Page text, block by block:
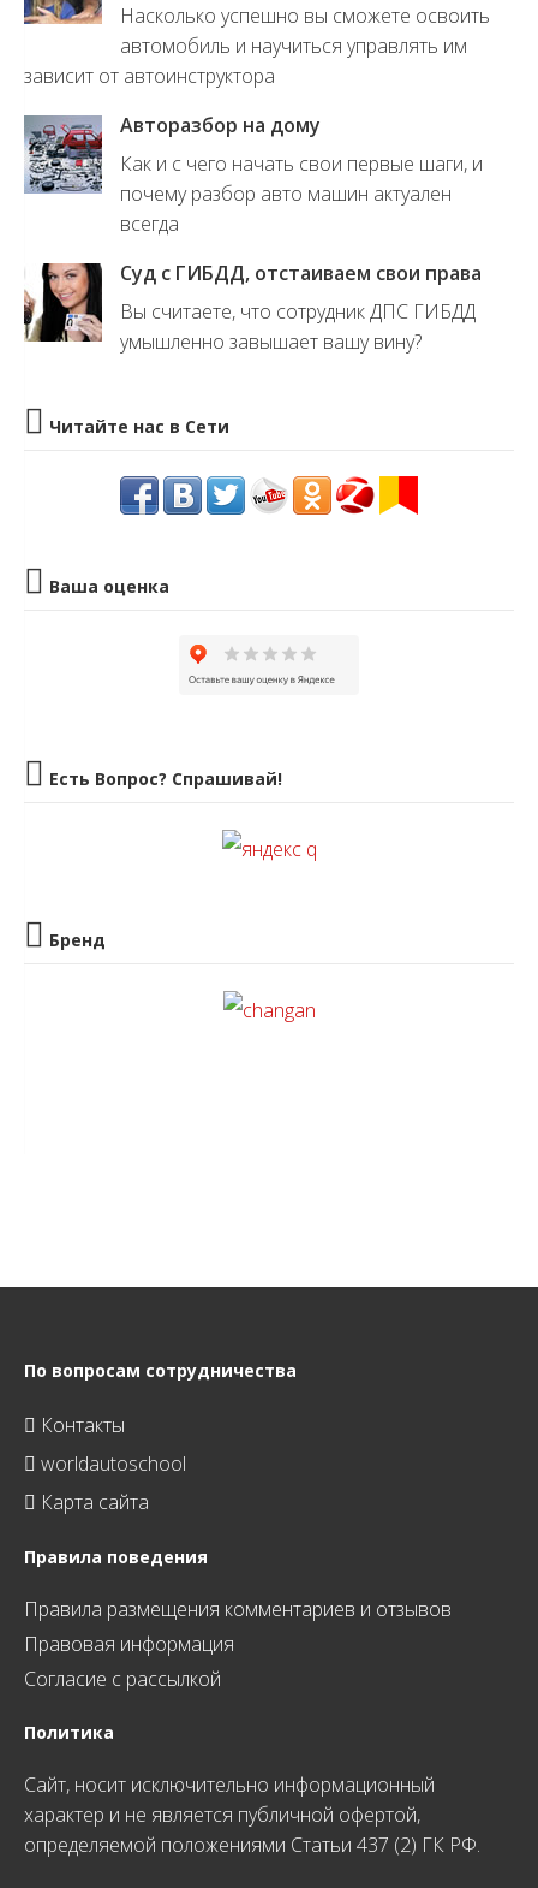
Насколько успешно вы сможете освоить
автомобиль и научиться управлять им
зависит от автоинструктора
Авторазбор на дому
Как и с чего начать свои первые шаги, и
почему разбор авто машин актуален
всегда
Суд с ГИБДД, отстаиваем свои права
Вы считаете, что сотрудник ДПС ГИБДД
умышленно завышает вашу вину?
Читайте нас в Сети
Ваша оценка
Есть Вопрос? Спрашивай!
Бренд
По вопросам сотрудничества
Контакты
worldautoschool
Карта сайта
Правила поведения
Правила размещения комментариев и отзывов
Правовая информация
Согласие с рассылкой
Политика
Сайт, носит исключительно информационный
характер и не является публичной офертой,
определяемой положениями Статьи 437 (2) ГК РФ.